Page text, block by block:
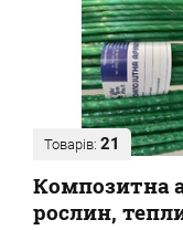
Товарів: 21
Композитна
рослин,